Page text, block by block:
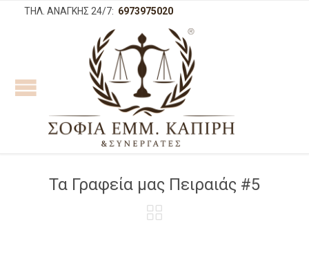
ΤΗΛ. ΑΝΑΓΚΗΣ 24/7: 6973975020
Τα Γραφεία μας Πειραιάς #5
